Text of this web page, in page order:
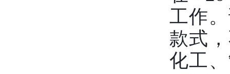
工作
款式
化工